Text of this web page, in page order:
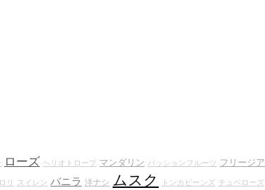
ローズ ヘリオトロープ マンダリン パッションフルーツ フリージア
リ スイレン バニラ 洋ナシ ムスク トンカビーンズ チュベローズ